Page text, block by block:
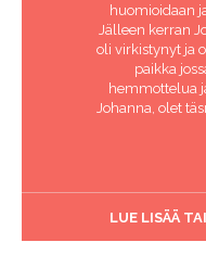
huomioidaan
Jälleen kerran
oli virkistynyt ja
paikka
hemmottelua
Johanna, olet
LUE LISÄÄ